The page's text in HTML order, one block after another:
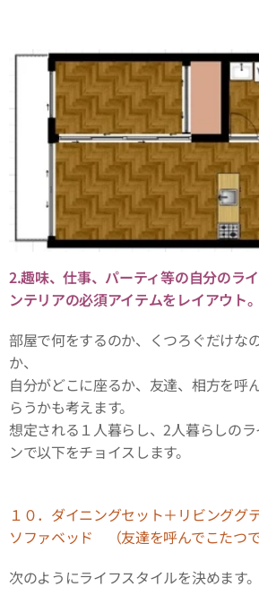
2.趣味、仕事、パーティ等の自分のラ
ンテリアの必須アイテムをレイアウト。
部屋で何をするのか、くつろぐだけな
か、
自分がどこに座るか、友達、相方を呼
らうかも考えます。
想定される１人暮らし、2人暮らしの
ンで以下をチョイスします。
１０．ダイニングセット＋リビンググ
ソファベッド （友達を呼んでこたつで
次のようにライフスタイルを決めます。